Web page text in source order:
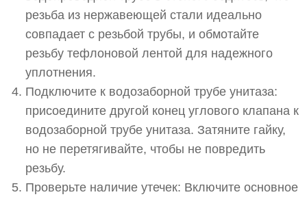
резьба из нержавеющей стали идеально
совпадает с резьбой трубы, и обмотайте
резьбу тефлоновой лентой для надежного
уплотнения.
Подключите к водозаборной трубе унитаза:
присоедините другой конец углового клапана к
водозаборной трубе унитаза. Затяните гайку,
но не перетягивайте, чтобы не повредить
резьбу.
Проверьте наличие утечек: Включите основное